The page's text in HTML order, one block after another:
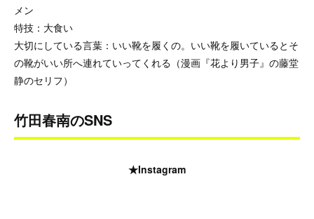
メン
特技：大食い
大切にしている言葉：いい靴を履くの。いい靴を履いているとそ
の靴がいい所へ連れていってくれる（漫画『花より男子』の藤堂
静のセリフ）
竹田春南のSNS
★Instagram